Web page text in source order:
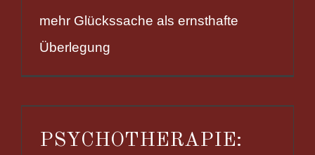
mehr Glückssache als ernsthafte
Überlegung
PSYCHOTHERAPIE: